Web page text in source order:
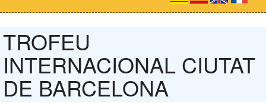
TROFEU
INTERNACIONAL CIUTAT
DE BARCELONA